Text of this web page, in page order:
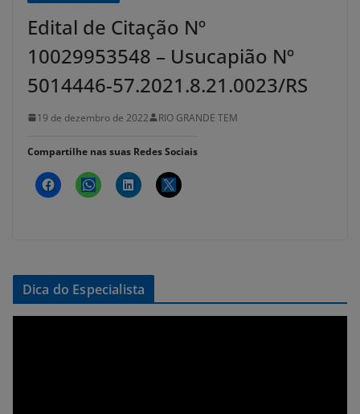
Edital de Citação Nº
10029953548 – Usucapião Nº
5014446-57.2021.8.21.0023/RS
19 de dezembro de 2022 RIO GRANDE TEM
Compartilhe nas suas Redes Sociais
Dica do Especialista